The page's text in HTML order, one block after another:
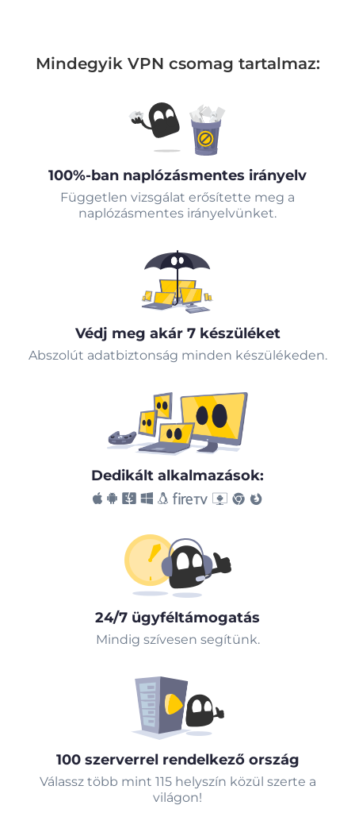
Mindegyik VPN csomag tartalmaz:
100%-ban naplózásmentes irányelv
Független vizsgálat erősítette meg a
naplózásmentes irányelvünket.
Védj meg akár 7 készüléket
Abszolút adatbiztonság minden készülékeden.
Dedikált alkalmazások:
24/7 ügyféltámogatás
Mindig szívesen segítünk.
100 szerverrel rendelkező ország
Válassz több mint 115 helyszín közül szerte a
világon!